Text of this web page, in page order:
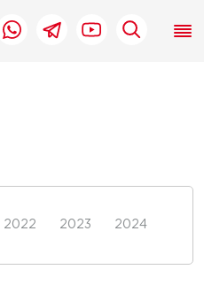
2022 2023
2024